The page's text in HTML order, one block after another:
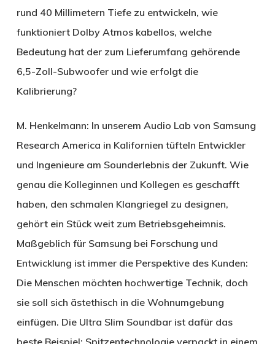
rund 40 Millimetern Tiefe zu entwickeln, wie
funktioniert Dolby Atmos kabellos, welche
Bedeutung hat der zum Lieferumfang gehörende
6,5-Zoll-Subwoofer und wie erfolgt die
Kalibrierung?
M. Henkelmann: In unserem Audio Lab von Samsung
Research America in Kalifornien tüfteln Entwickler
und Ingenieure am Sounderlebnis der Zukunft. Wie
genau die Kolleginnen und Kollegen es geschafft
haben, den schmalen Klangriegel zu designen,
gehört ein Stück weit zum Betriebsgeheimnis.
Maßgeblich für Samsung bei Forschung und
Entwicklung ist immer die Perspektive des Kunden:
Die Menschen möchten hochwertige Technik, doch
sie soll sich ästethisch in die Wohnumgebung
einfügen. Die Ultra Slim Soundbar ist dafür das